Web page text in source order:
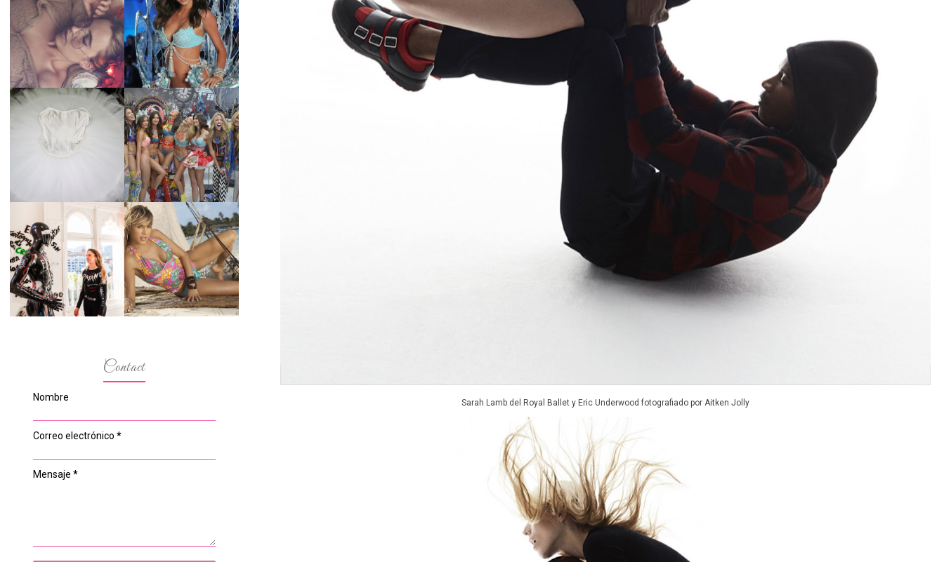
Sarah Lamb del Royal Ballet y Eric Underwood fotografiado por Aitken Jolly
LA BAILARINA
BLANCA DE LA
CRUZ O COMO
REINVENTARSE
ANTE LA
ADVERSIDAD.
LA ALTURA DE LAS
MODELOS MAS
ALTAS
TUTORIAL PARA
HACER UN TUTÚ
DE BALLET DE
¿QUIERES SABER
LA EDAD Y ALTURA
DE LAS MODELOS
VICTORIA'S
SECRET 2017?
MARGA GONZÁLEZ
Y ELIA FERNÁNDEZ
DIALOGAN EN
ESPACIO DEL
ANONIMATO, LA
CASA ROSA DE
OVIEDO
LA ALTURA DE LAS
MODELOS MAS
BAJITAS
Contact
Nombre
Correo electrónico *
Mensaje *